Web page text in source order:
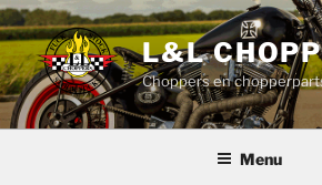
Ga
naar
de
inhoud
L&L
Choppers en
Menu